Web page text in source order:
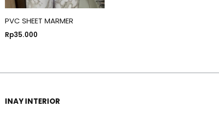
PVC SHEET MARMER
Rp35.000
INAY INTERIOR